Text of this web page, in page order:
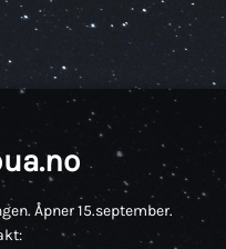
Åpner 15.september.